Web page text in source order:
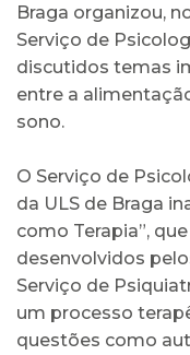
Braga organizou,
Serviço de
discutidos temas
entre a
sono.
O Serviço de
da ULS de Braga
como Terapia”,
desenvolvidos
Serviço de
um processo
questões como